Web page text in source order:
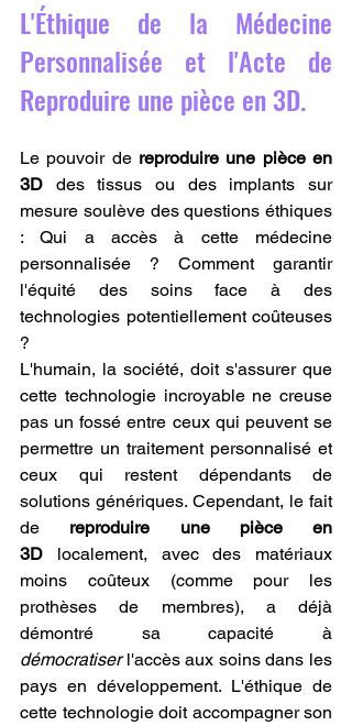
L'Éthique de la Médecine
Personnalisée et l'Acte de
Reproduire une pièce en 3D.
Le pouvoir de reproduire une pièce en
3D des tissus ou des implants sur
mesure soulève des questions éthiques
: Qui a accès à cette médecine
personnalisée ? Comment garantir
l'équité des soins face à des
technologies potentiellement coûteuses
?
L'humain, la société, doit s'assurer que
cette technologie incroyable ne creuse
pas un fossé entre ceux qui peuvent se
permettre un traitement personnalisé et
ceux qui restent dépendants de
solutions génériques. Cependant, le fait
de reproduire une pièce en
3D localement, avec des matériaux
moins coûteux (comme pour les
prothèses de membres), a déjà
démocratiser l'accès aux soins dans les
pays en développement. L'éthique de
cette technologie doit accompagner son